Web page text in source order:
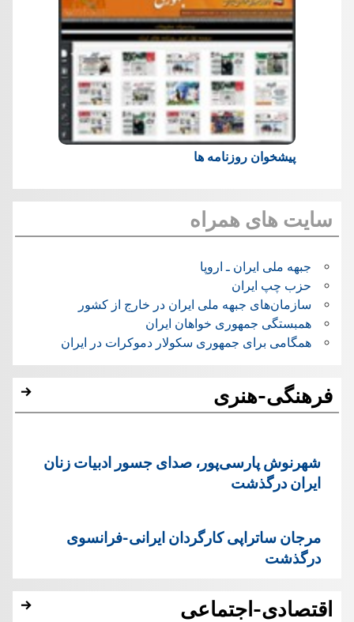
پیشخوان روزنامه ها
سایت های همراه
جبهه ملی ایران ـ اروپا
حزب چپ ایران
سازمان‌های جبهه ملی ایران در خارج از کشور
همبستگی جمهوری خواهان ایران
همگامی برای جمهوری سکولار دموکرات در ایران
فرهنگی-هنری
شهرنوش پارسی‌پور، صدای جسور ادبیات زنان
ایران درگذشت
مرجان ساتراپی کارگردان ایرانی-فرانسوی
درگذشت
اقتصادی-اجتماعی